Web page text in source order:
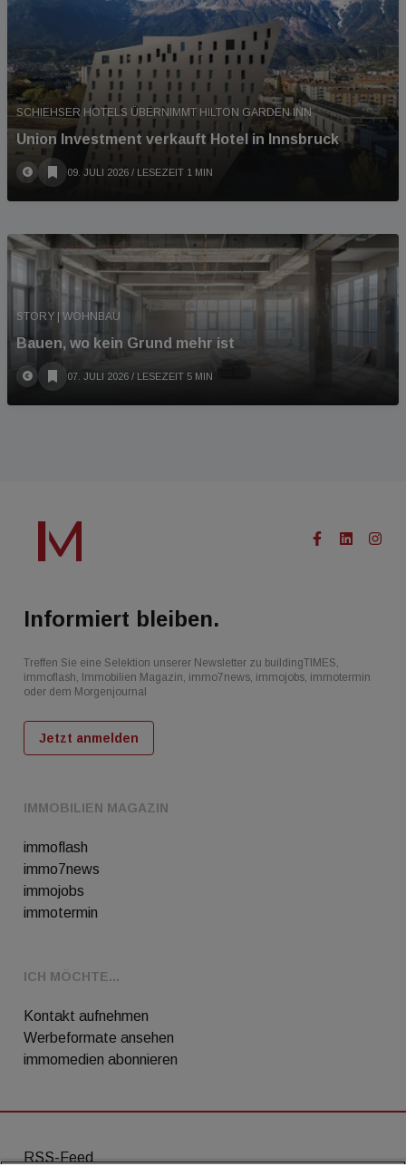
SCHIEHSER HOTELS ÜBERNIMMT HILTON GARDEN INN
Union Investment verkauft Hotel in Innsbruck
09. JULI 2026 / LESEZEIT 1 MIN
STORY | WOHNBAU
Bauen, wo kein Grund mehr ist
07. JULI 2026 / LESEZEIT 5 MIN
IMMOBILIEN MAGAZIN
immoflash
immo7news
immojobs
immotermin
ICH MÖCHTE...
Kontakt aufnehmen
Werbeformate ansehen
immomedien abonnieren
Informiert bleiben.
Treffen Sie eine Selektion unserer Newsletter zu buildingTIMES,
immoflash, Immobilien Magazin, immo7news, immojobs, immotermin
oder dem Morgenjournal
Jetzt anmelden
RSS-Feed